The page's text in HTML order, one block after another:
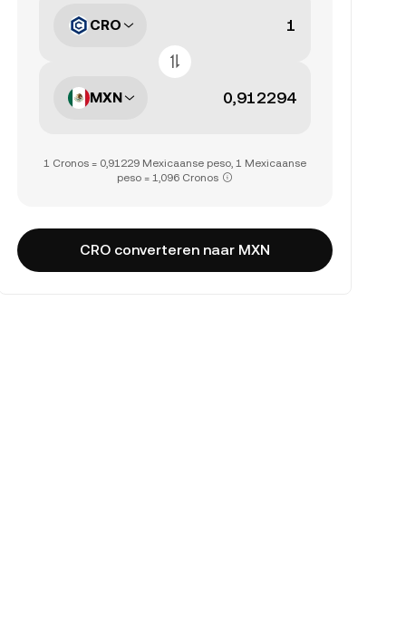
CRO
MXN
1 Cronos = 0,91229 Mexicaanse peso, 1 Mexicaanse
peso = 1,096 Cronos
CRO converteren naar MXN